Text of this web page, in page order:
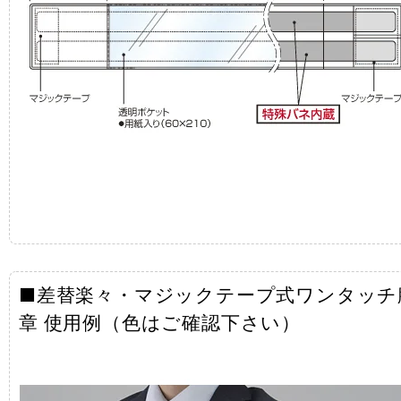
■差替楽々・マジックテープ式ワンタッ
章 使用例（色はご確認下さい）